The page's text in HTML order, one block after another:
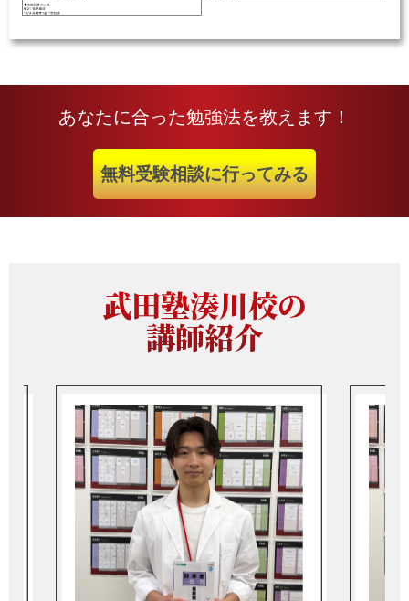
あなたに合った勉強法を教えます！
無料受験相談に行ってみる
武田塾湊川校の
講師紹介